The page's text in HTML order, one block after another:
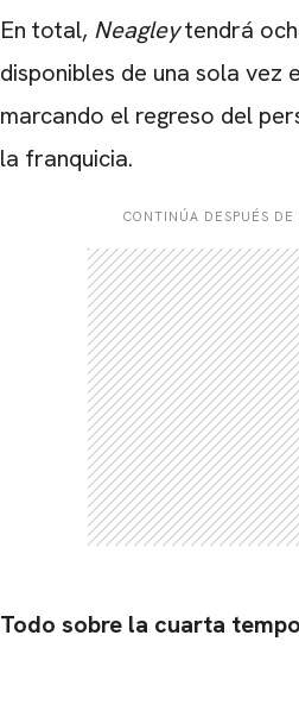
En total, Neagleytendrá
disponibles de una sola vez
marcando el regreso del
la franquicia.
CONTINÚA DESPUÉS
Todo sobre la cuarta
CARREGANDO